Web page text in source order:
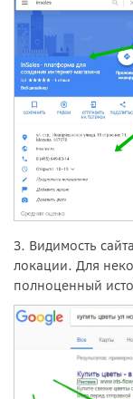
3. Видимость
локации. Для
полноценный